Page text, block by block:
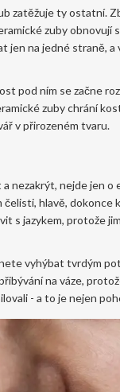
zatěžuje ty ostatní.
zuby obnovují
jen na jedné straně,
pod ním se začne
zuby chrání
v přirozeném tvaru.
nezakrýt, nejde jen o
hlavě, dokonce
s jazykem, protože
vyhýbat tvrdým
na váze,
- a to je nejen